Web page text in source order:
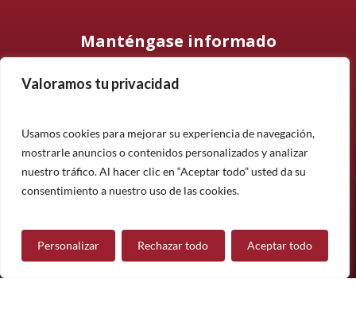
Valoramos tu privacidad
Usamos cookies para mejorar su experiencia de navegación,
mostrarle anuncios o contenidos personalizados y analizar
nuestro tráfico. Al hacer clic en “Aceptar todo” usted da su
consentimiento a nuestro uso de las cookies.
Personalizar Rechazar todo Aceptar todo
Manténgase informado
Suscríbase a nuestro boletín informativo y manténgase
noticias.
Suscríbete
¿Tiene alguna pregunta?
Contáctanos